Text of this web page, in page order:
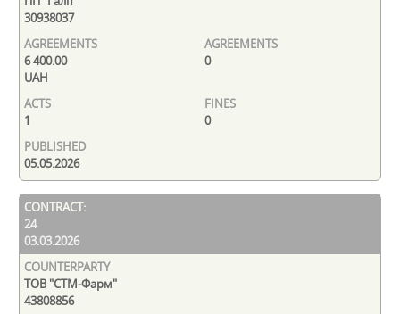
30938037
6 400.00
UAH
0
1 0
05.05.2026
24
03.03.2026
ТОВ "СТМ-Фарм"
43808856